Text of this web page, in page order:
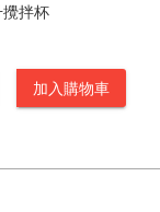
拌杯
加入購物車